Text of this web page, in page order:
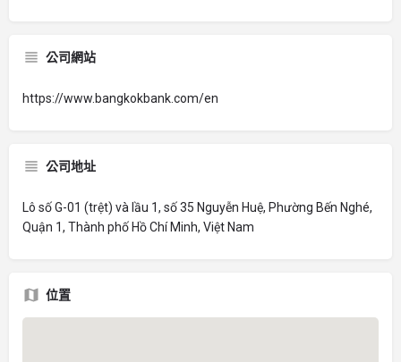
公司網站
https://www.bangkokbank.com/en
公司地址
Lô số G-01 (trệt) và lầu 1, số 35 Nguyễn Huệ, Phường Bến Nghé,
Quận 1, Thành phố Hồ Chí Minh, Việt Nam
位置